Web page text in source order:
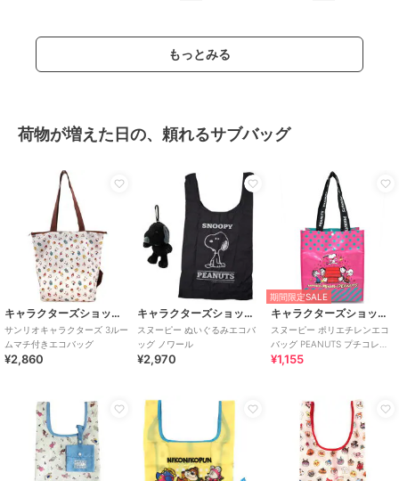
もっとみる
荷物が増えた日の、頼れるサブバッグ
キャラクターズショップ ラフラフ
サンリオキャラクターズ 3ルー
ムマチ付きエコバッグ
¥2,860
キャラクターズショップ ラフラフ
スヌーピー ぬいぐるみエコバ
ッグ ノワール
¥2,970
期間限定SALE
キャラクターズショップ ラフラフ
スヌーピー ポリエチレンエコ
バッグ PEANUTS プチコレク
ション 75周年
¥1,155